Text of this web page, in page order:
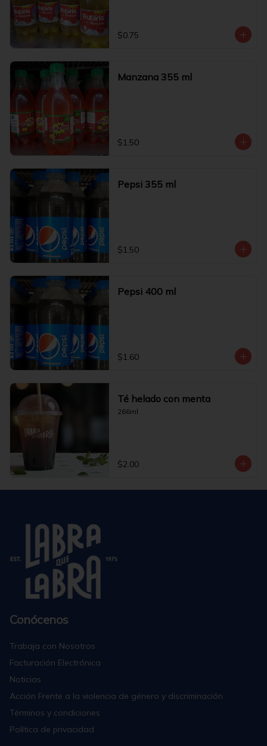
$0.75
Manzana 355 ml
$1.50
Pepsi 355 ml
$1.50
Pepsi 400 ml
$1.60
Té helado con menta
266ml
$2.00
Conócenos
Trabaja con Nosotros
Facturación Electrónica
Noticias
Acción Frente a la violencia de género y discriminación
Términos y condiciones
Política de privacidad